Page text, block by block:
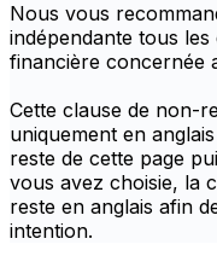
Nous vous
indépendante tous les
financière concernée
Cette clause de non-
uniquement en
reste de cette page
vous avez choisie, la
reste en anglais afin
intention.